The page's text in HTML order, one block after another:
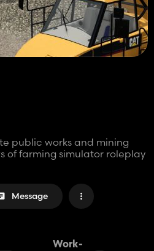
public works and mining
of farming simulator roleplay
Message
Work-